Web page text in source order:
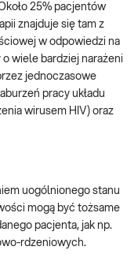
25% pacjentów
znajduje się tam z
w odpowiedzi na
wiele bardziej narażeni
jednoczasowe
pracy układu
wirusem HIV) oraz
uogólnionego stanu
mogą być tożsame
pacjenta, jak np.
rdzeniowych.